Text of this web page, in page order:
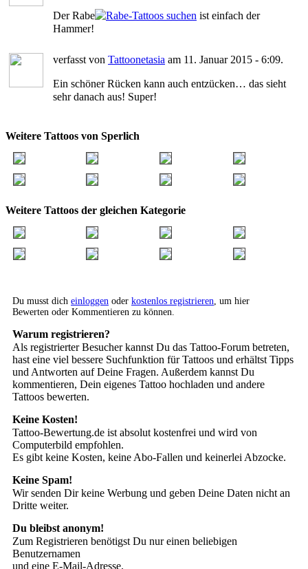
Der Rabe
ist einfach der
Hammer!
verfasst von Tattoonetasia am 11. Januar 2015 - 6:09.
Ein schöner Rücken kann auch entzücken… das sieht
sehr danach aus! Super!
Weitere Tattoos von Sperlich
Weitere Tattoos der gleichen Kategorie
Du musst dich einloggen oder kostenlos registrieren , um hier
Bewerten oder Kommentieren zu können.
Warum registrieren?
Als registrierter Besucher kannst Du das Tattoo-Forum betreten,
hast eine viel bessere Suchfunktion für Tattoos und erhältst Tipps
und Antworten auf Deine Fragen. Außerdem kannst Du
kommentieren, Dein eigenes Tattoo hochladen und andere
Tattoos bewerten.
Keine Kosten!
Tattoo-Bewertung.de ist absolut kostenfrei und wird von
Computerbild empfohlen.
Es gibt keine Kosten, keine Abo-Fallen und keinerlei Abzocke.
Keine Spam!
Wir senden Dir keine Werbung und geben Deine Daten nicht an
Dritte weiter.
Du bleibst anonym!
Zum Registrieren benötigst Du nur einen beliebigen
Benutzernamen
und eine E-Mail-Adresse.